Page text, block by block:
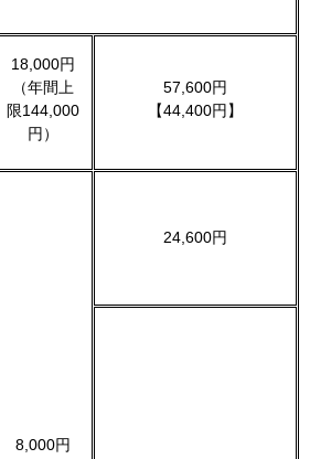
18,000円
（年間上
限144,000
円）
57,600円
【44,400円】
8,000円
24,600円